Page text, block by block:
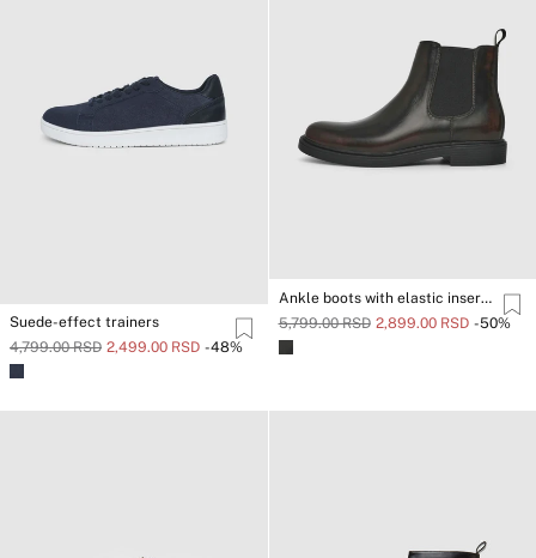
Suede-effect trainers
4,799.00 RSD 2,499.00 RSD -48%
Ankle boots with elastic inserts and lug sole
5,799.00 RSD 2,899.00 RSD -50%